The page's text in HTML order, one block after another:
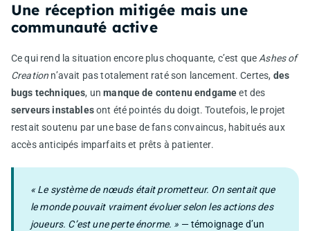
Une réception mitigée mais une
communauté active
Ce qui rend la situation encore plus choquante, c’est queAshes of
Creation n’avait pas totalement raté son lancement. Certes, des
bugs techniques, unmanque de contenu endgameet des
serveurs instablesont été pointés du doigt. Toutefois, le projet
restait soutenu par une base de fans convaincus, habitués aux
accès anticipés imparfaits et prêts à patienter.
« Le système de nœuds était prometteur. On sentait que
le monde pouvait vraiment évoluer selon les actions des
joueurs. C’est une perte énorme. » — témoignage d’un